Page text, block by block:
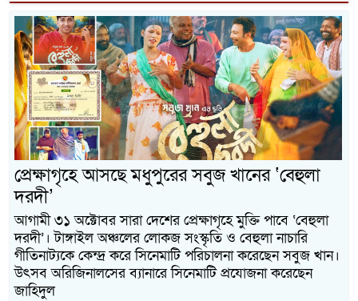
প্রেক্ষাগৃহে আসছে মধুপুরের সবুজ খানের ‘বেহুলা
দরদী’
আগামী ৩১ অক্টোবর সারা দেশের প্রেক্ষাগৃহে মুক্তি পাবে ‘বেহুলা
দরদী’। টাঙ্গাইল অঞ্চলের লোকজ সংস্কৃতি ও বেহুলা নাচারি
গীতিনাট্যকে কেন্দ্র করে সিনেমাটি পরিচালনা করেছেন সবুজ খান।
উৎসব অরিজিনালসের ব্যানারে সিনেমাটি প্রযোজনা করেছেন
জাহিদুল